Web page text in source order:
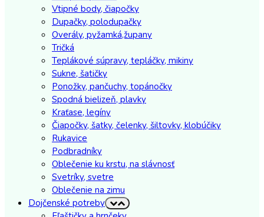
Vtipné body, čiapočky
Dupačky, polodupačky
Overály, pyžamká,župany
Tričká
Teplákové súpravy, tepláčky, mikiny
Sukne, šatičky
Ponožky, pančuchy, topánočky
Spodná bielizeň, plavky
Kraťase, legíny
Čiapočky, šatky, čelenky, šiltovky, klobúčiky
Rukavice
Podbradníky
Oblečenie ku krstu, na slávnosť
Svetríky, svetre
Oblečenie na zimu
Dojčenské potreby